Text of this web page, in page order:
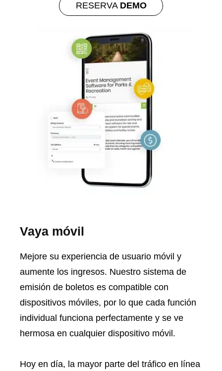
RESERVA DEMO
Vaya móvil
Mejore su experiencia de usuario móvil y
aumente los ingresos. Nuestro sistema de
emisión de boletos es compatible con
dispositivos móviles, por lo que cada función
individual funciona perfectamente y se ve
hermosa en cualquier dispositivo móvil.
Hoy en día, la mayor parte del tráfico en línea